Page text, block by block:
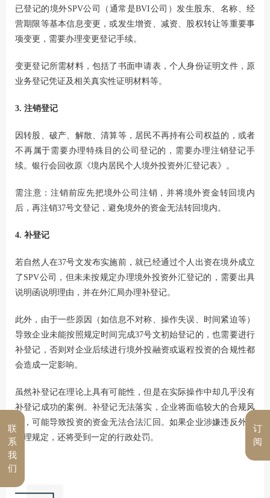
已登记的境外SPV公司（通常是BVI公司）发生股东、名称、经
营期限等基本信息变更，或发生增资、减资、股权转让等重要事
项变更，需要办理变更登记手续。
变更登记所需材料，包括了书面申请表，个人身份证明文件，原
业务登记凭证及相关真实性证明材料等。
3. 注销登记
因转股、破产、解散、清算等，居民不再持有公司权益的，或者
不再属于需要办理特殊目的公司登记的，需要办理注销登记手
续。银行会回收原《境内居民个人境外投资外汇登记表》。
需注意：注销前应先把境外公司注销，并将境外资金转回境内
后，再注销37号文登记，避免境外的资金无法转回境内。
4. 补登记
若自然人在37号文发布实施前，就已经通过个人出资在境外成立
了SPV公司，但未未按规定办理境外投资外汇登记的，需要出具
说明函说明理由，并在外汇局办理补登记。
此外，由于一些原因（如信息不对称、操作失误、时间紧迫等）
导致企业未能按照规定时间完成37号文初始登记的，也需要进行
补登记，否则对企业后续进行境外投融资或返程投资的合规性都
会造成一定影响。
虽然补登记在理论上具有可能性，但是在实际操作中却几乎没有
补登记成功的案例。补登记无法落实，企业将面临较大的合规风
险，可能导致投资的资金无法合法汇回。如果企业涉嫌违反外汇
管理规定，还将受到一定的行政处罚。
订
阅
联
系
我
们